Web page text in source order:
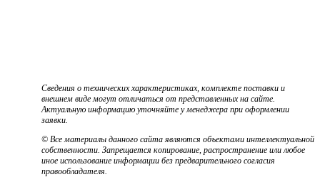
Сведения о технических характеристиках, комплекте поставки и
внешнем виде могут отличаться от представленных на сайте.
Актуальную информацию уточняйте у менеджера при оформлении
заявки.
© Все материалы данного сайта являются объектами интеллектуальной
собственности. Запрещается копирование, распространение или любое
иное использование информации без предварительного согласия
правообладателя.